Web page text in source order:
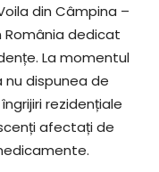
din Câmpina –
România dedicat
La momentul
nu dispunea de
rezidențiale
afectați de